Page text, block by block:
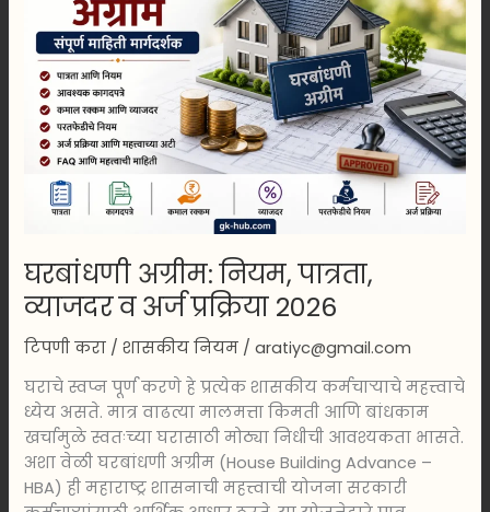
घरबांधणी अग्रीम: नियम, पात्रता,
व्याजदर व अर्ज प्रक्रिया 2026
टिपणी करा /शासकीय नियम /aratiyc@gmail.com
घराचे स्वप्न पूर्ण करणे हे प्रत्येक शासकीय कर्मचाऱ्याचे महत्त्वाचे
ध्येय असते. मात्र वाढत्या मालमत्ता किमती आणि बांधकाम
खर्चामुळे स्वतःच्या घरासाठी मोठ्या निधीची आवश्यकता भासते.
अशा वेळी घरबांधणी अग्रीम (House Building Advance –
HBA) ही महाराष्ट्र शासनाची महत्त्वाची योजना सरकारी
पात्रता,
व्याजदर
अर्ज
प्रक्रिया
2026